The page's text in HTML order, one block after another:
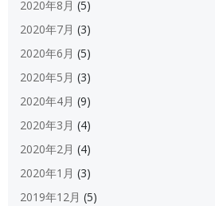
2020年8月 (5)
2020年7月 (3)
2020年6月 (5)
2020年5月 (3)
2020年4月 (9)
2020年3月 (4)
2020年2月 (4)
2020年1月 (3)
2019年12月 (5)